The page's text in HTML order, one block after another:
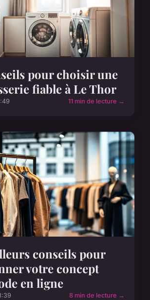
pour choisir une
fiable à Le Thor
11 min de lecture →
conseils pour
votre concept
en ligne
8 min de lecture →